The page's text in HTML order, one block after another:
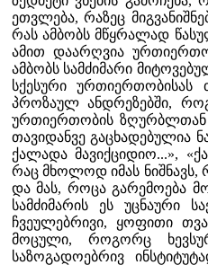
ეთვლება, რაზეც
რას ამბობს მწყრალად
ამით დაარღვია
ამბობს სამძიმარი
სქესური ურთიერთობისას
პროზაულ ანდრეზებში,
ურთიერთობის ზღურბლთან
თავიდანვე გაცხადებულია
ქალადა მავიქციდიო...»,
რაც მხოლოდ იმას ნიშნავს,
და მას, როცა გარემოება
სამძიმარის ეს უცნაური
ჩვეულებრივი, ყოფითი
მოცული, როგორც
საზოგადოებრივ